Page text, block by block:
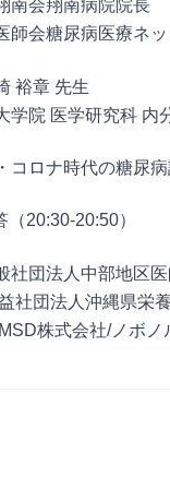
南会翔南病院院⻑
師会糖尿病医療ネ
裕章 先⽣
学院 医学研究科 内
コロナ時代の糖尿病
（20:30-20:50）
社団法⼈中部地区
社団法⼈沖縄県栄
株式会社/ノボ